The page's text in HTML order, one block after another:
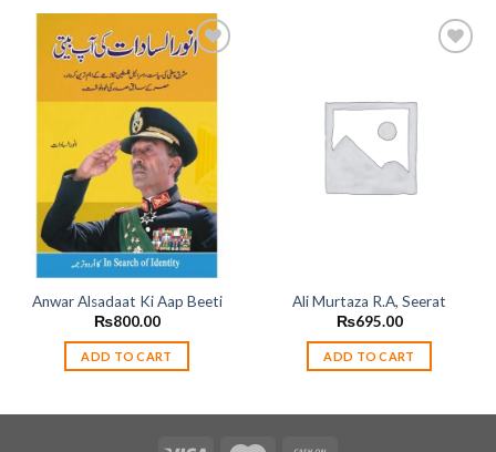
wishlist
Anwar Alsadaat Ki Aap Beeti
₨800.00
ADD TO CART
Ali Murtaza R.A, Seerat
₨695.00
ADD TO CART